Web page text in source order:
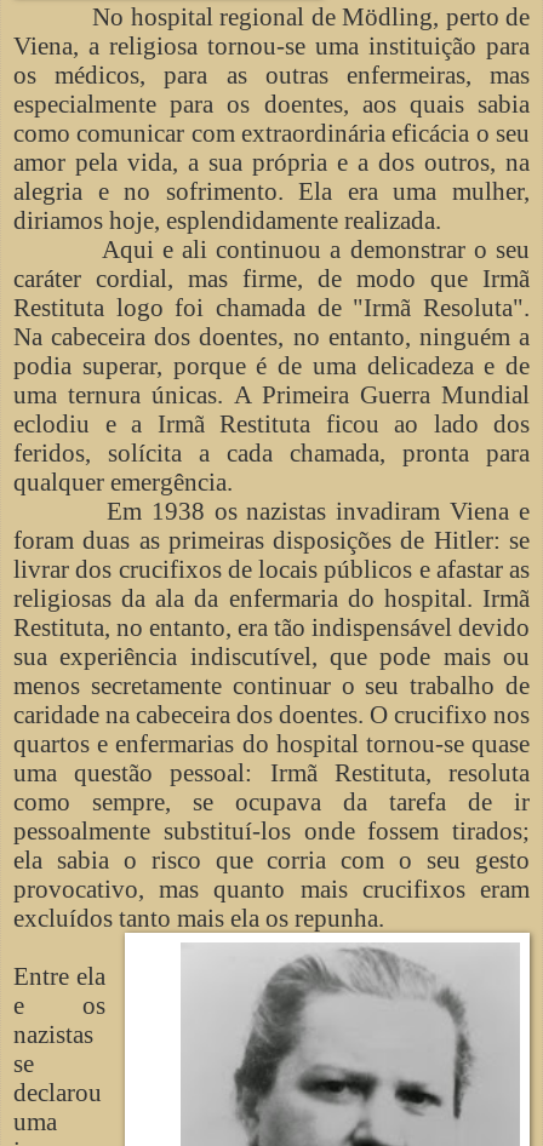
No hospital regional de Mödling, perto de
Viena, a religiosa tornou-se uma instituição para
os médicos, para as outras enfermeiras, mas
especialmente para os doentes, aos quais sabia
como comunicar com extraordinária eficácia o seu
amor pela vida, a sua própria e a dos outros, na
alegria e no sofrimento. Ela era uma mulher,
diriamos hoje, esplendidamente realizada.
Aqui e ali continuou a demonstrar o seu
caráter cordial, mas firme, de modo que Irmã
Restituta logo foi chamada de "Irmã Resoluta".
Na cabeceira dos doentes, no entanto, ninguém a
podia superar, porque é de uma delicadeza e de
uma ternura únicas. A Primeira Guerra Mundial
eclodiu e a Irmã Restituta ficou ao lado dos
feridos, solícita a cada chamada, pronta para
qualquer emergência.
Em 1938 os nazistas invadiram Viena e
foram duas as primeiras disposições de Hitler: se
livrar dos crucifixos de locais públicos e afastar as
religiosas da ala da enfermaria do hospital. Irmã
Restituta, no entanto, era tão indispensável devido
sua experiência indiscutível, que pode mais ou
menos secretamente continuar o seu trabalho de
caridade na cabeceira dos doentes. O crucifixo nos
quartos e enfermarias do hospital tornou-se quase
uma questão pessoal: Irmã Restituta, resoluta
como sempre, se ocupava da tarefa de ir
pessoalmente substituí-los onde fossem tirados;
ela sabia o risco que corria com o seu gesto
provocativo, mas quanto mais crucifixos eram
excluídos tanto mais ela os repunha.
Entre ela
e os
nazistas
se
declarou
uma